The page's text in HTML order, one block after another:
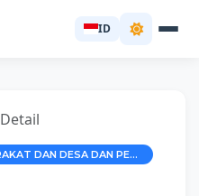
ID
Detail
DINAS PEMBERDAYAAN MASYARAKAT DAN DESA DAN PEMBERDAYAAN PEREMPUAN DAN PERLINDUNGAN ANAK